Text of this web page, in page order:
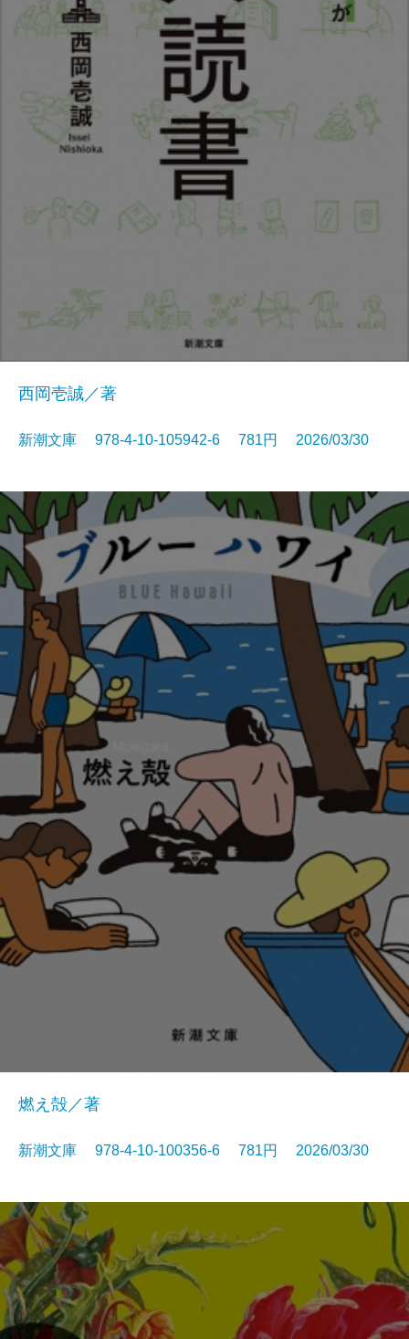
西岡壱誠／著
新潮文庫 978-4-10-105942-6 781円 2026/03/30
燃え殻／著
新潮文庫 978-4-10-100356-6 781円 2026/03/30